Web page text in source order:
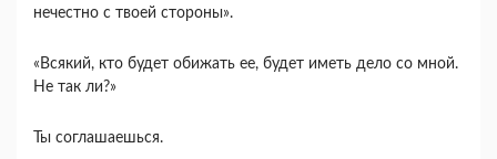
нечестно с твоей стороны».
«Всякий, кто будет обижать ее, будет иметь дело со мной.
Не так ли?»
Ты соглашаешься.